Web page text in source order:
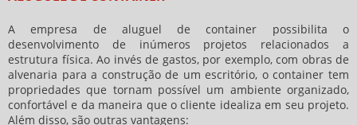
Aempresa de aluguel de container possibilita o
desenvolvimento de inúmeros projetos relacionados a
estrutura física. Ao invés de gastos, por exemplo, com obras de
alvenaria para a construção de um escritório, o container tem
propriedades que tornam possível um ambiente organizado,
confortável e da maneira que o cliente idealiza em seu projeto.
Além disso, são outras vantagens: